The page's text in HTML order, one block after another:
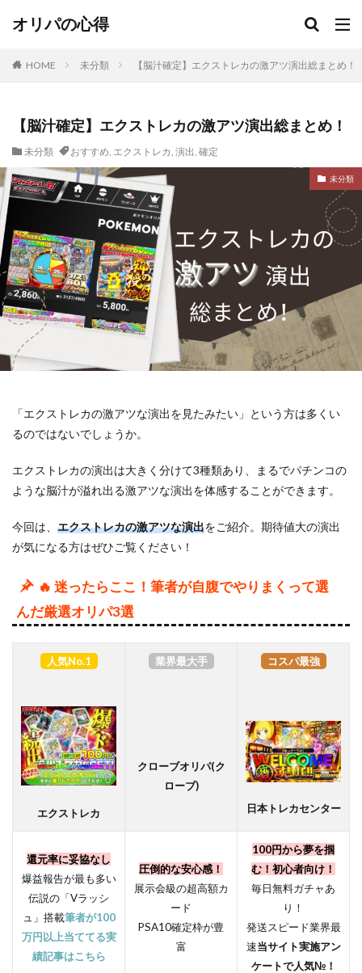
オリパの心得
HOME 未分類 【脳汁確定】エクストレカの激アツ演出総まとめ！
【脳汁確定】エクストレカの激アツ演出総まとめ！
未分類 おすすめ, エクストレカ, 演出, 確定
未分類
「エクストレカの激アツな演出を見たみたい」という方は多くい
るのではないでしょうか。
エクストレカの演出は大きく分けて3種類あり、まるでパチンコの
ような脳汁が溢れ出る激アツな演出を体感することができます。
今回は、 エクストレカの激アツな演出をご紹介。期待値大の演出
が気になる方はぜひご覧ください！
🔥 迷ったらここ！筆者が自腹でやりまくって選
んだ厳選オリパ3選
人気No.1
エクストレカ
業界最大手
クローブオリパ(ク
ローブ)
コスパ最強
日本トレカセンター
還元率に妥協なし
爆益報告が最も多い
伝説の「Vラッシ
ュ」搭載筆者が100
万円以上当ててる実
績記事はこちら
圧倒的な安心感！
展示会級の超高額カ
ード
PSA10確定枠が豊
富
100円から夢を掴
む！初心者向け！
毎日無料ガチャあ
り！
発送スピード業界最
速当サイト実施アン
ケートで人気№！